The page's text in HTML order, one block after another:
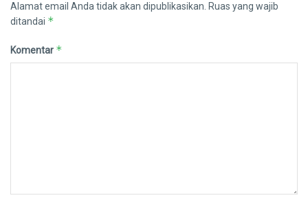
Alamat email Anda tidak akan dipublikasikan. Ruas yang wajib
ditandai *
Komentar *